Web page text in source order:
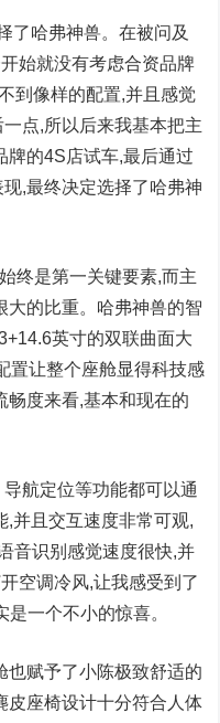
了哈弗神兽。在被问及
始就没有考虑合资品牌
到像样的配置,并且感觉
点,所以后来我基本把主
牌的4S店试车,最后通过
,最终决定选择了哈弗神
终是第一关键要素,而主
大的比重。哈弗神兽的智
英寸的双联曲面大
置让整个座舱显得科技感
畅度来看,基本和现在的
航定位等功能都可以通
,并且交互速度非常可观,
音识别感觉速度很快,并
空调冷风,让我感受到了
一个不小的惊喜。
也赋予了小陈极致舒适的
皮座椅设计十分符合人体